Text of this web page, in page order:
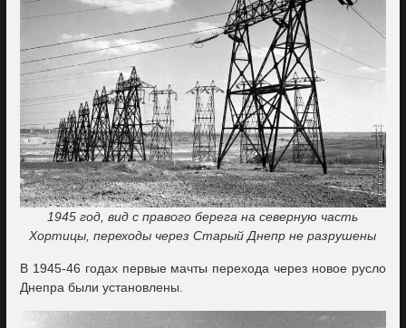
1945 год, вид с правого берега на северную часть
Хортицы, переходы через Старый Днепр не разрушены
В 1945-46 годах первые мачты перехода через новое русло
Днепра были установлены.